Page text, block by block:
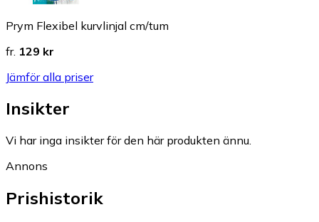
Prym Flexibel kurvlinjal cm/tum
fr. 129 kr
Jämför alla priser
Insikter
Vi har inga insikter för den här produkten ännu.
Annons
Prishistorik